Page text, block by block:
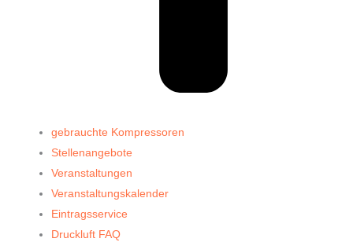
gebrauchte Kompressoren
Stellenangebote
Veranstaltungen
Veranstaltungskalender
Eintragsservice
Druckluft FAQ